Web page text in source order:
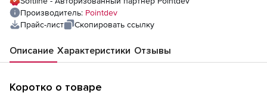
Производитель: Pointdev
Прайс-лист
Скопировать ссылку
Описание Характеристики Отзывы
Коротко о товаре